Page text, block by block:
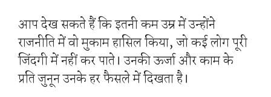
आप देख सकते हैं कि इतनी कम उम्र में उन्होंने
राजनीति में वो मुकाम हासिल किया, जो कई लोग पूरी
जिंदगी में नहीं कर पाते। उनकी ऊर्जा और काम के
प्रति जुनून उनके हर फैसले में दिखता है।